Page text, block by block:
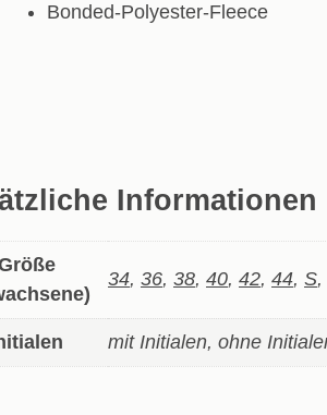
Bonded-Polyester-Fleece
Informationen
34, 36, 38, 40, 42, 44, S,
mit Initialen, ohne